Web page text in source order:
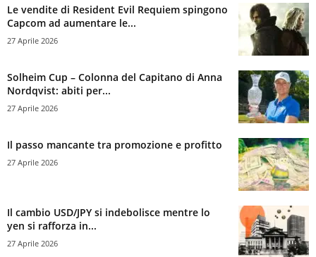
Le vendite di Resident Evil Requiem spingono
Capcom ad aumentare le...
27 Aprile 2026
Solheim Cup – Colonna del Capitano di Anna
Nordqvist: abiti per...
27 Aprile 2026
Il passo mancante tra promozione e profitto
27 Aprile 2026
Il cambio USD/JPY si indebolisce mentre lo
yen si rafforza in...
27 Aprile 2026